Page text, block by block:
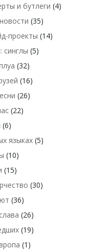
и бутлеги (4)
(35)
проекты (14)
синглы (5)
(32)
(16)
(26)
(22)
(6)
языках(5)
(10)
(15)
(30)
(36)
(26)
(19)
(1)